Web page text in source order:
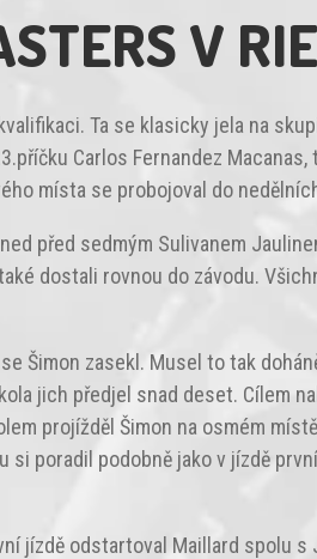
V
Ta se klasicky jela na
Carlos Fernandez Macanas,
místa se probojoval do
před sedmým Sulivanem
dostali rovnou do závodu.
Šimon zasekl. Musel to tak
jich předjel snad deset. Cílem
projížděl Šimon na osmém
si poradil podobně jako v jízdě
jízdě odstartoval Maillard spolu s